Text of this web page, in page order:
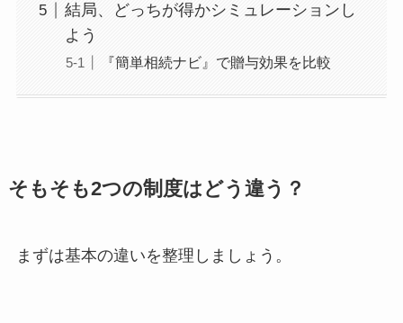
結局、どっちが得かシミュレーションし
よう
『簡単相続ナビ』で贈与効果を比較
そもそも2つの制度はどう違う？
まずは基本の違いを整理しましょう。